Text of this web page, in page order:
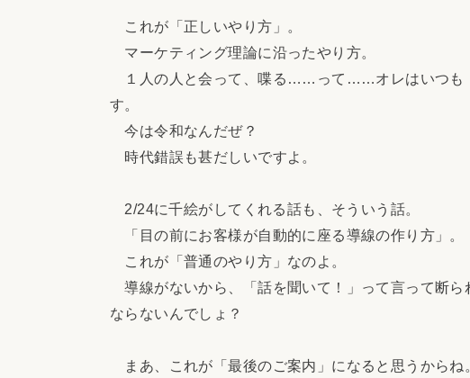
これが「正しいやり方」。
マーケティング理論に沿ったやり方。
１人の人と会って、喋る……って……オレはいつも
す。
今は令和なんだぜ？
時代錯誤も甚だしいですよ。
2/24に千絵がしてくれる話も、そういう話。
「目の前にお客様が自動的に座る導線の作り方」。
これが「普通のやり方」なのよ。
導線がないから、「話を聞いて！」って言って断
ならないんでしょ？
まあ、これが「最後のご案内」になると思うからね